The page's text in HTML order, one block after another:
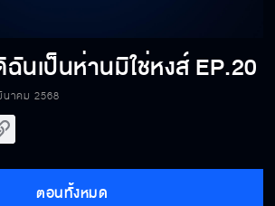
นเป็นห่านมิใช่หงส์EP.20
าคม 2568
ตอนทั้งหมด